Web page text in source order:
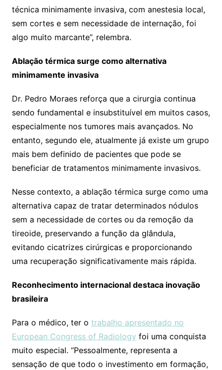
técnica minimamente invasiva, com anestesia local,
sem cortes e sem necessidade de internação, foi
algo muito marcante”, relembra.
Ablação térmica surge como alternativa
minimamente invasiva
Dr. Pedro Moraes reforça que a cirurgia continua
sendo fundamental e insubstituível em muitos casos,
especialmente nos tumores mais avançados. No
entanto, segundo ele, atualmente já existe um grupo
mais bem definido de pacientes que pode se
beneficiar de tratamentos minimamente invasivos.
Nesse contexto, a ablação térmica surge como uma
alternativa capaz de tratar determinados nódulos
sem a necessidade de cortes ou da remoção da
tireoide, preservando a função da glândula,
evitando cicatrizes cirúrgicas e proporcionando
uma recuperação significativamente mais rápida.
Reconhecimento internacional destaca inovação
brasileira
Para o médico, ter o trabalho apresentado no
European Congress of Radiology foi uma conquista
muito especial. “Pessoalmente, representa a
sensação de que todo o investimento em formação,